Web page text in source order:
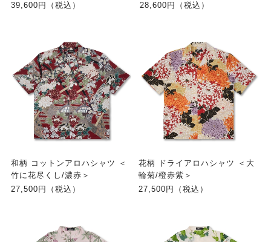
39,600円（税込）
28,600円（税込）
和柄 コットンアロハシャツ ＜
竹に花尽くし/濃赤＞
27,500円（税込）
花柄 ドライアロハシャツ ＜大
輪菊/橙赤紫＞
27,500円（税込）